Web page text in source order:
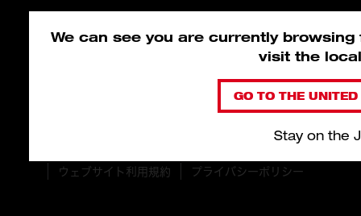
We can see you are currently
visit the
GO TO THE
Stay on the
ウェブサイト利用規約
プライバシーポリシー